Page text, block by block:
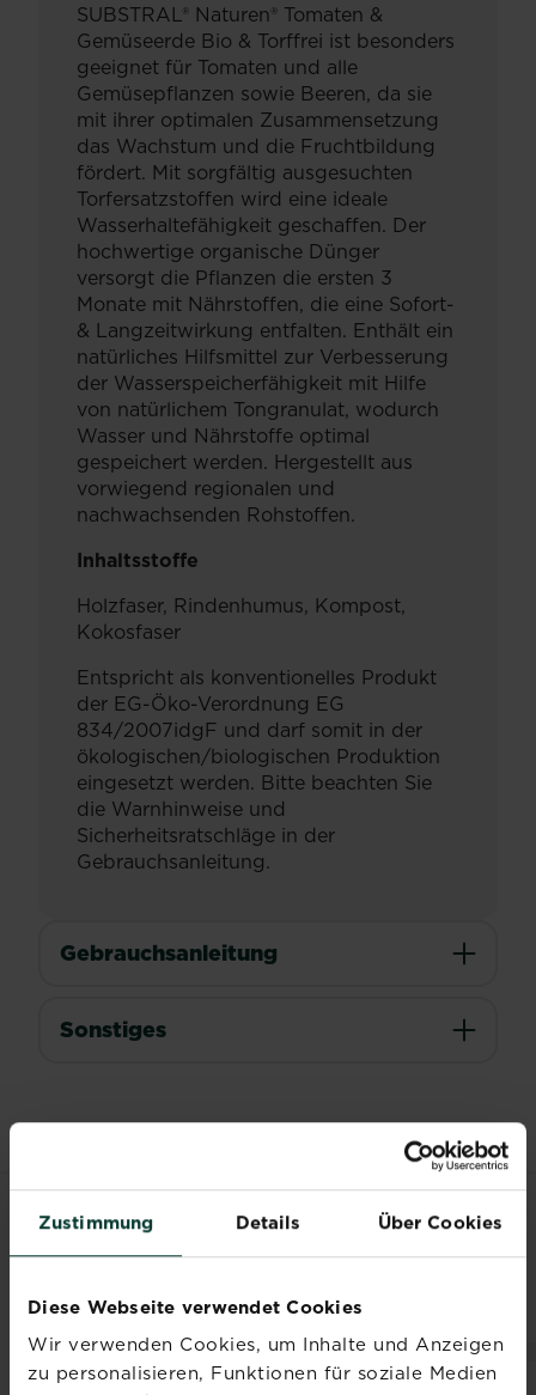
Zustimmung Details Über Cookies
Diese Webseite verwendet Cookies
Wir verwenden Cookies, um Inhalte und Anzeigen
zu personalisieren, Funktionen für soziale Medien
SUBSTRAL® Naturen® Tomaten &
Gemüseerde Bio & Torffrei ist besonders
geeignet für Tomaten und alle
Gemüsepflanzen sowie Beeren, da sie
mit ihrer optimalen Zusammensetzung
das Wachstum und die Fruchtbildung
fördert. Mit sorgfältig ausgesuchten
Torfersatzstoffen wird eine ideale
Wasserhaltefähigkeit geschaffen. Der
hochwertige organische Dünger
versorgt die Pflanzen die ersten 3
Monate mit Nährstoffen, die eine Sofort-
& Langzeitwirkung entfalten. Enthält ein
natürliches Hilfsmittel zur Verbesserung
der Wasserspeicherfähigkeit mit Hilfe
von natürlichem Tongranulat, wodurch
Wasser und Nährstoffe optimal
gespeichert werden. Hergestellt aus
vorwiegend regionalen und
nachwachsenden Rohstoffen.
Inhaltsstoffe
Holzfaser, Rindenhumus, Kompost,
Kokosfaser
Entspricht als konventionelles Produkt
der EG-Öko-Verordnung EG
834/2007idgF und darf somit in der
ökologischen/biologischen Produktion
eingesetzt werden. Bitte beachten Sie
die Warnhinweise und
Sicherheitsratschläge in der
Gebrauchsanleitung.
Gebrauchsanleitung
Sonstiges
VERWANDTE